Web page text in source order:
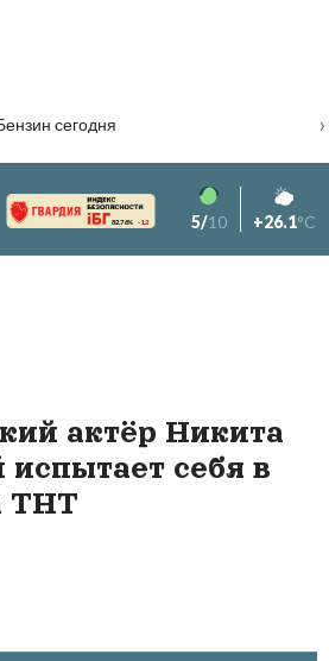
сегодня ›
82.76% -1.2 5/10 +26.1°C
актёр Никита
себя в
ТНТ